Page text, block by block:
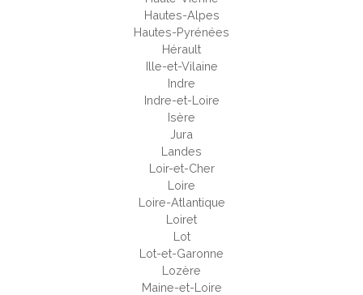
Hautes-Alpes
Hautes-Pyrénées
Hérault
Ille-et-Vilaine
Indre
Indre-et-Loire
Isère
Jura
Landes
Loir-et-Cher
Loire
Loire-Atlantique
Loiret
Lot
Lot-et-Garonne
Lozère
Maine-et-Loire